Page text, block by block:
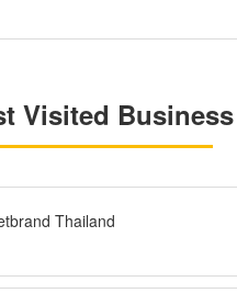
Visited Business
Thailand